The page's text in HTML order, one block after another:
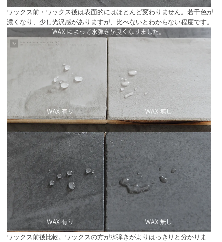
ワックス前・ワックス後は表面的にはほとんど変わりません。若干色が
濃くなり、少し光沢感がありますが、比べないとわからない程度です。
ワックス前後比較。ワックスの方が水弾きがよりはっきりと分かりま